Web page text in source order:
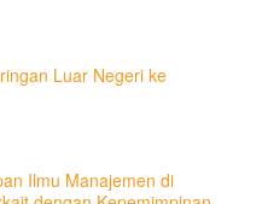
Luar Negeri ke
Ilmu Manajemen di